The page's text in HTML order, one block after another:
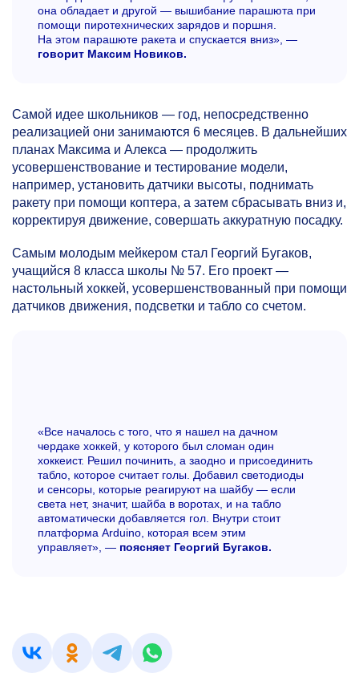
она обладает и другой — вышибание парашюта при
помощи пиротехнических зарядов и поршня.
На этом парашюте ракета и спускается вниз», —
говорит Максим Новиков.
Самой идее школьников — год, непосредственно
реализацией они занимаются 6 месяцев. В дальнейших
планах Максима и Алекса — продолжить
усовершенствование и тестирование модели,
например, установить датчики высоты, поднимать
ракету при помощи коптера, а затем сбрасывать вниз и,
корректируя движение, совершать аккуратную посадку.
Самым молодым мейкером стал Георгий Бугаков,
учащийся 8 класса школы № 57. Его проект —
настольный хоккей, усовершенствованный при помощи
датчиков движения, подсветки и табло со счетом.
«Все началось с того, что я нашел на дачном
чердаке хоккей, у которого был сломан один
хоккеист. Решил починить, а заодно и присоединить
табло, которое считает голы. Добавил светодиоды
и сенсоры, которые реагируют на шайбу — если
света нет, значит, шайба в воротах, и на табло
автоматически добавляется гол. Внутри стоит
платформа Arduino, которая всем этим
управляет», — поясняет Георгий Бугаков.